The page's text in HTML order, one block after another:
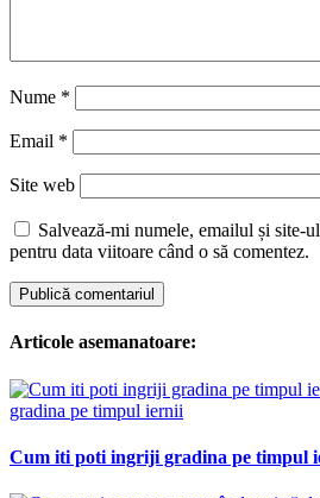
Nume *
Email *
Site web
Salvează-mi numele, emailul și site-
pentru data viitoare când o să comentez.
Articole asemanatoare:
gradina pe timpul iernii
Cum iti poti ingriji gradina pe timpul